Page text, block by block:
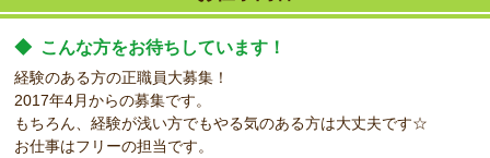
◆ こんな方をお待ちしています！
経験のある方の正職員大募集！
2017年4月からの募集です。
もちろん、経験が浅い方でもやる気のある方は大丈夫です☆
お仕事はフリーの担当です。